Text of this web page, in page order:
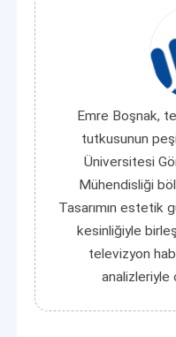
Emre Boşnak,
tutkusunun
Üniversitesi
Mühendisliği
Tasarımın estetik
kesinliğiyle
televizyon
analizleriyle